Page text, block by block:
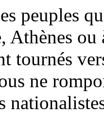
peuples
Athènes ou
tournés
ne